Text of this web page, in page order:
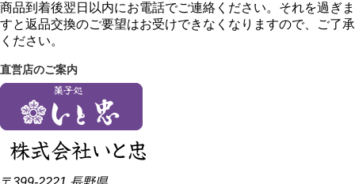
商品到着後翌日以内にお電話でご連絡ください。それを過ぎま
すと返品交換のご要望はお受けできなくなりますので、ご了承
ください。
直営店のご案内